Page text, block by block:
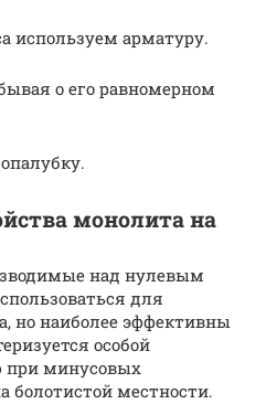
используем арматуру.
о его равномерном
монолита на
над нулевым
для
но наиболее эффективны
особой
при минусовых
болотистой местности.